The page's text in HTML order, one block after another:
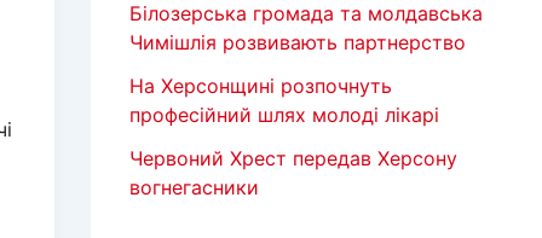
Білозерська громада та молдавська
Чимішлія розвивають партнерство
На Херсонщині розпочнуть
професійний шлях молоді лікарі
Червоний Хрест передав Херсону
вогнегасники